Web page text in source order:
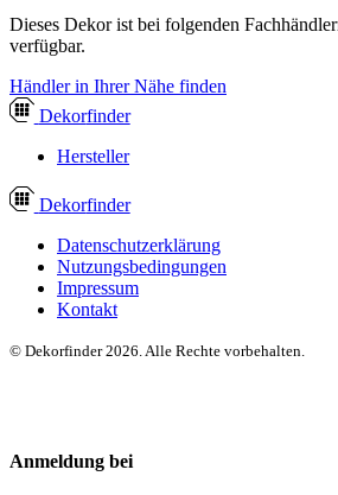
Dieses Dekor ist bei folgenden
verfügbar.
Händler in Ihrer Nähe finden
Dekorfinder
Hersteller
Dekorfinder
Datenschutzerklärung
Nutzungsbedingungen
Impressum
Kontakt
© Dekorfinder 2026. Alle Rechte vorbehalten.
Anmeldung bei